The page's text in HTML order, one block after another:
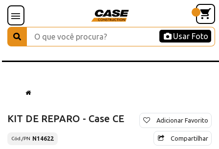
Usar Foto
KIT DE REPARO - Case CE
Cód./PN N14622
Adicionar Favorito
Compartilhar